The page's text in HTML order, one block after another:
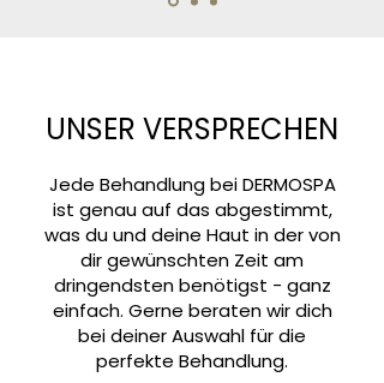
UNSER VERSPRECHEN
Jede Behandlung bei DERMOSPA
ist genau auf das abgestimmt,
was du und deine Haut in der von
dir gewünschten Zeit am
dringendsten benötigst - ganz
einfach. Gerne beraten wir dich
bei deiner Auswahl für die
perfekte Behandlung.